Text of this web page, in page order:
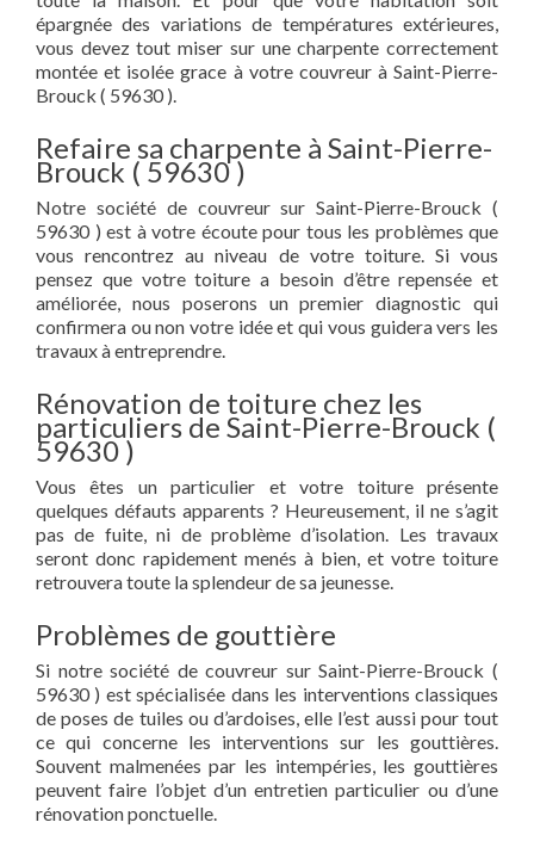
épargnée des variations de températures extérieures,
vous devez tout miser sur une charpente correctement
montée et isolée grace à votre couvreur à Saint-Pierre-
Brouck ( 59630 ).
Refaire sa charpente à Saint-Pierre-
Brouck ( 59630 )
Notre société de couvreur sur Saint-Pierre-Brouck (
59630 ) est à votre écoute pour tous les problèmes que
vous rencontrez au niveau de votre toiture. Si vous
pensez que votre toiture a besoin d’être repensée et
améliorée, nous poserons un premier diagnostic qui
confirmera ou non votre idée et qui vous guidera vers les
travaux à entreprendre.
Rénovation de toiture chez les
particuliers de Saint-Pierre-Brouck (
59630 )
Vous êtes un particulier et votre toiture présente
quelques défauts apparents ? Heureusement, il ne s’agit
pas de fuite, ni de problème d’isolation. Les travaux
seront donc rapidement menés à bien, et votre toiture
retrouvera toute la splendeur de sa jeunesse.
Problèmes de gouttière
Si notre société de couvreur sur Saint-Pierre-Brouck (
59630 ) est spécialisée dans les interventions classiques
de poses de tuiles ou d’ardoises, elle l’est aussi pour tout
ce qui concerne les interventions sur les gouttières.
Souvent malmenées par les intempéries, les gouttières
peuvent faire l’objet d’un entretien particulier ou d’une
rénovation ponctuelle.